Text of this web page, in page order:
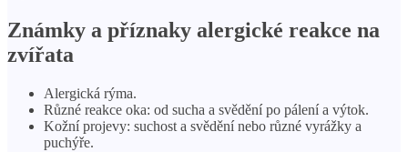
Známky a příznaky alergické reakce na
zvířata
Alergická rýma.
Různé reakce oka: od sucha a svědění po pálení a výtok.
Kožní projevy: suchost a svědění nebo různé vyrážky a
puchýře.